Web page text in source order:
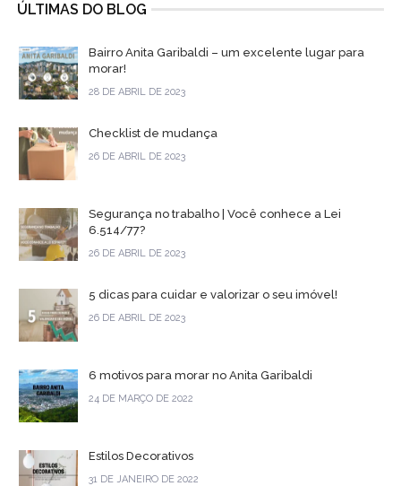
ÚLTIMAS DO BLOG
Bairro Anita Garibaldi – um excelente lugar para
morar!
28 DE ABRIL DE 2023
Checklist de mudança
26 DE ABRIL DE 2023
Segurança no trabalho | Você conhece a Lei
6.514/77?
26 DE ABRIL DE 2023
5 dicas para cuidar e valorizar o seu imóvel!
26 DE ABRIL DE 2023
6 motivos para morar no Anita Garibaldi
24 DE MARÇO DE 2022
Estilos Decorativos
31 DE JANEIRO DE 2022